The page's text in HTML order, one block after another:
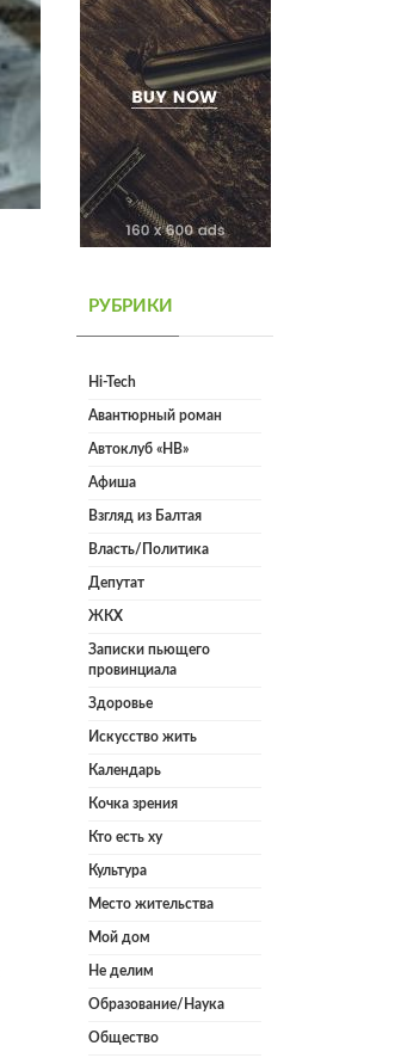
РУБРИКИ
Hi-Tech
Авантюрный роман
Автоклуб «НВ»
Афиша
Взгляд из Балтая
Власть/Политика
Депутат
ЖКХ
Записки пьющего
провинциала
Здоровье
Искусство жить
Календарь
Кочка зрения
Кто есть ху
Культура
Место жительства
Мой дом
Не делим
Образование/Наука
Общество